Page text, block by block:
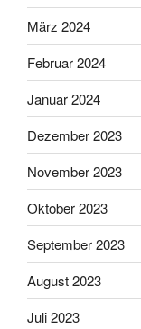
März 2024
Februar 2024
Januar 2024
Dezember 2023
November 2023
Oktober 2023
September 2023
August 2023
Juli 2023